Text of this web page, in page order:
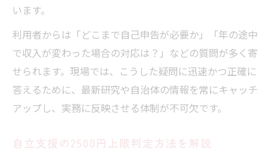
います。
利用者からは「どこまで自己申告が必要か」「年の途中
で収入が変わった場合の対応は？」などの質問が多く寄
せられます。現場では、こうした疑問に迅速かつ正確に
答えるために、最新研究や自治体の情報を常にキャッチ
アップし、実務に反映させる体制が不可欠です。
自立支援の2500円上限判定方法を解説